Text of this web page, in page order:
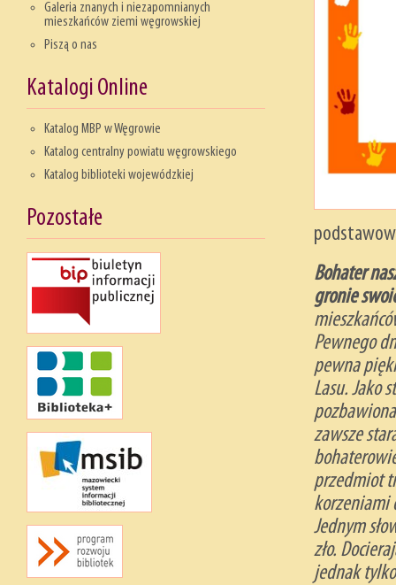
Galeria znanych i niezapomnianych
mieszkańców ziemi węgrowskiej
Piszą o nas
Katalogi Online
Katalog MBP w Węgrowie
Katalog centralny powiatu węgrowskiego
Katalog biblioteki wojewódzkiej
Pozostałe
Bohater
gronie
Pewnego
pewna
Lasu. Jako
zawsze
przedmiot
korzeniami
Jednym
zło.
jednak